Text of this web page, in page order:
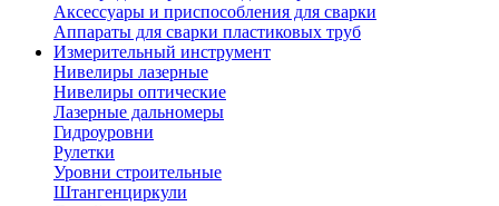
Аксессуары и приспособления для сварки
Аппараты для сварки пластиковых труб
Измерительный инструмент
Нивелиры лазерные
Нивелиры оптические
Лазерные дальномеры
Гидроуровни
Рулетки
Уровни строительные
Штангенциркули